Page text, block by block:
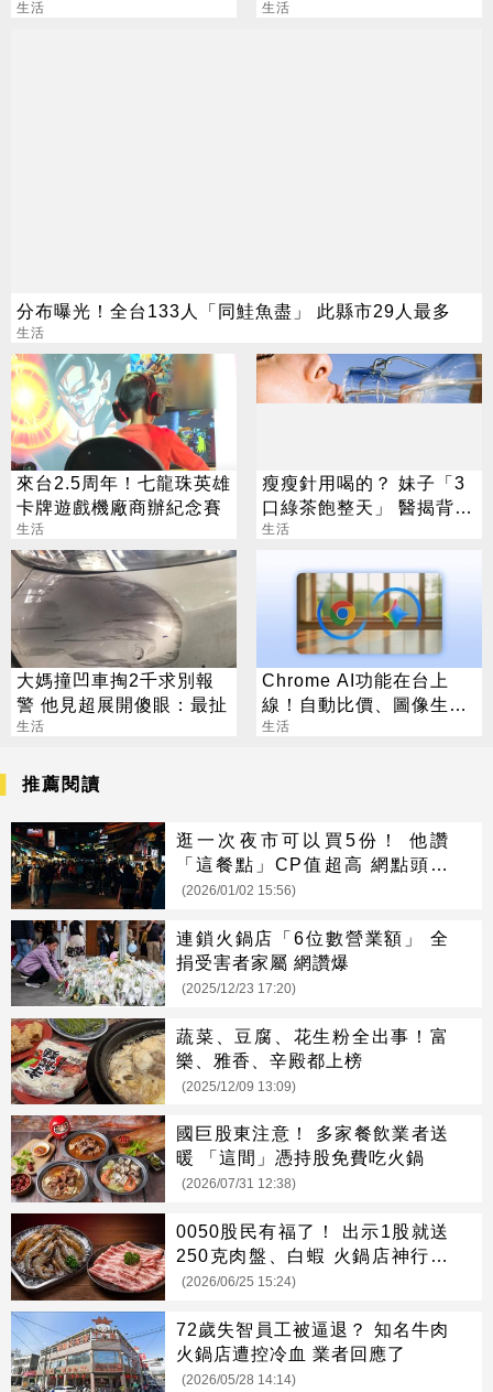
加分、拜錯恐虧本
生活
肖力量大
生活
分布曝光！全台133人「同鮭魚盡」 此縣市29人最多
生活
來台2.5周年！七龍珠英雄
卡牌遊戲機廠商辦紀念賽
生活
瘦瘦針用喝的？ 妹子「3
口綠茶飽整天」 醫揭背後
真相
生活
大媽撞凹車掏2千求別報
警 他見超展開傻眼：最扯
生活
Chrome AI功能在台上
線！自動比價、圖像生成
化身最強助理
生活
推薦閱讀
逛一次夜市可以買5份！ 他讚
「這餐點」CP值超高 網點頭：
分裝可賣300
(2026/01/02 15:56)
連鎖火鍋店「6位數營業額」 全
捐受害者家屬 網讚爆
(2025/12/23 17:20)
蔬菜、豆腐、花生粉全出事！富
樂、雅香、辛殿都上榜
(2025/12/09 13:09)
國巨股東注意！ 多家餐飲業者送
暖 「這間」憑持股免費吃火鍋
(2026/07/31 12:38)
0050股民有福了！ 出示1股就送
250克肉盤、白蝦 火鍋店神行銷
掀暴動
(2026/06/25 15:24)
72歲失智員工被逼退？ 知名牛肉
火鍋店遭控冷血 業者回應了
(2026/05/28 14:14)